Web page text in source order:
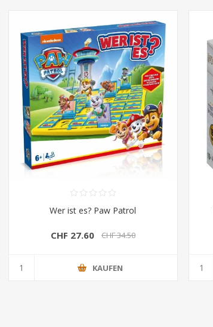
Wer ist es? Paw Patrol
CHF 27.60 CHF 34.50
KAUFEN